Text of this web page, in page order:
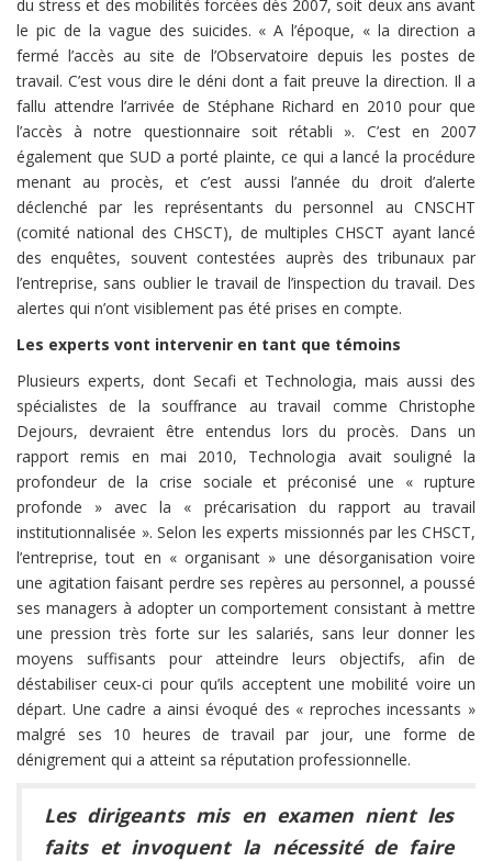
du stress et des mobilités forcées dès 2007, soit deux ans avant
le pic de la vague des suicides. « A l’époque, « la direction a
fermé l’accès au site de l’Observatoire depuis les postes de
travail. C’est vous dire le déni dont a fait preuve la direction. Il a
fallu attendre l’arrivée de Stéphane Richard en 2010 pour que
l’accès à notre questionnaire soit rétabli ». C’est en 2007
également que SUD a porté plainte, ce qui a lancé la procédure
menant au procès, et c’est aussi l’année du droit d’alerte
déclenché par les représentants du personnel au CNSCHT
(comité national des CHSCT), de multiples CHSCT ayant lancé
des enquêtes, souvent contestées auprès des tribunaux par
l’entreprise, sans oublier le travail de l’inspection du travail. Des
alertes qui n’ont visiblement pas été prises en compte.
Les experts vont intervenir en tant que témoins
Plusieurs experts, dont Secafi et Technologia, mais aussi des
spécialistes de la souffrance au travail comme Christophe
Dejours, devraient être entendus lors du procès. Dans un
rapport remis en mai 2010, Technologia avait souligné la
profondeur de la crise sociale et préconisé une « rupture
profonde » avec la « précarisation du rapport au travail
institutionnalisée ». Selon les experts missionnés par les CHSCT,
l’entreprise, tout en « organisant » une désorganisation voire
une agitation faisant perdre ses repères au personnel, a poussé
ses managers à adopter un comportement consistant à mettre
une pression très forte sur les salariés, sans leur donner les
moyens suffisants pour atteindre leurs objectifs, afin de
déstabiliser ceux-ci pour qu’ils acceptent une mobilité voire un
départ. Une cadre a ainsi évoqué des « reproches incessants »
malgré ses 10 heures de travail par jour, une forme de
dénigrement qui a atteint sa réputation professionnelle.
Les dirigeants mis en examen nient les
faits et invoquent la nécessité de faire